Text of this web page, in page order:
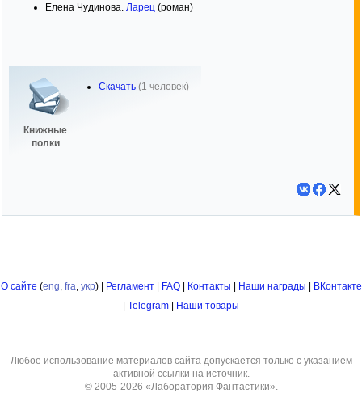
Елена Чудинова. Ларец (роман)
Книжные
полки
Скачать (1 человек)
О сайте (eng, fra, укр) | Регламент| FAQ| Контакты Наши награды
ВКонтакте
Telegram Наши товары
Любое использование материалов сайта допускается только с указанием
активной ссылки на источник.
© 2005-2026 «Лаборатория Фантастики».